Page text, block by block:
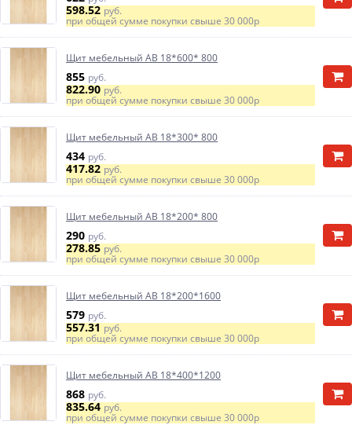
598.52руб.
при общей сумме покупки свыше 30 000р
Щит мебельный АВ 18*600* 800
855 руб.
822.90руб.
при общей сумме покупки свыше 30 000р
Щит мебельный АВ 18*300* 800
434 руб.
417.82руб.
при общей сумме покупки свыше 30 000р
Щит мебельный АВ 18*200* 800
290 руб.
278.85руб.
при общей сумме покупки свыше 30 000р
Щит мебельный АВ 18*200*1600
579 руб.
557.31руб.
при общей сумме покупки свыше 30 000р
Щит мебельный АВ 18*400*1200
868 руб.
835.64руб.
при общей сумме покупки свыше 30 000р